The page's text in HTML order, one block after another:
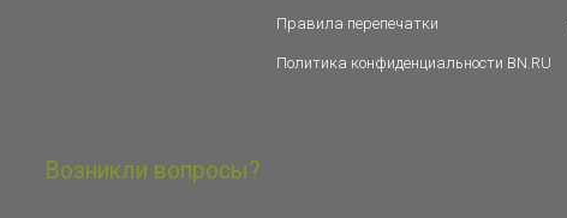
Правила перепечатки
Политика конфиденциальности BN.RU
Возникли вопросы?